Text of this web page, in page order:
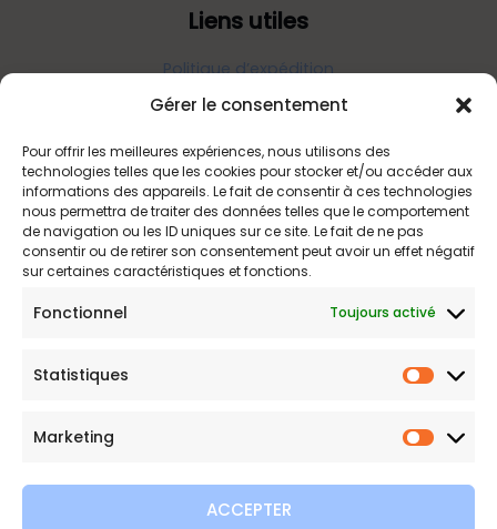
Gérer le consentement
Pour offrir les meilleures expériences, nous utilisons des
technologies telles que les cookies pour stocker et/ou accéder aux
informations des appareils. Le fait de consentir à ces technologies
nous permettra de traiter des données telles que le comportement
de navigation ou les ID uniques sur ce site. Le fait de ne pas
consentir ou de retirer son consentement peut avoir un effet négatif
sur certaines caractéristiques et fonctions.
Fonctionnel Toujours activé
Statistiques
Marketing
ACCEPTER
Liens utiles
Politique d’expédition
Politique de confidentialité
Conditions générales de vente et d’utilisation
Bijouterie en ligne
beautés scintillantes. Une question sur nos bijoux ou une